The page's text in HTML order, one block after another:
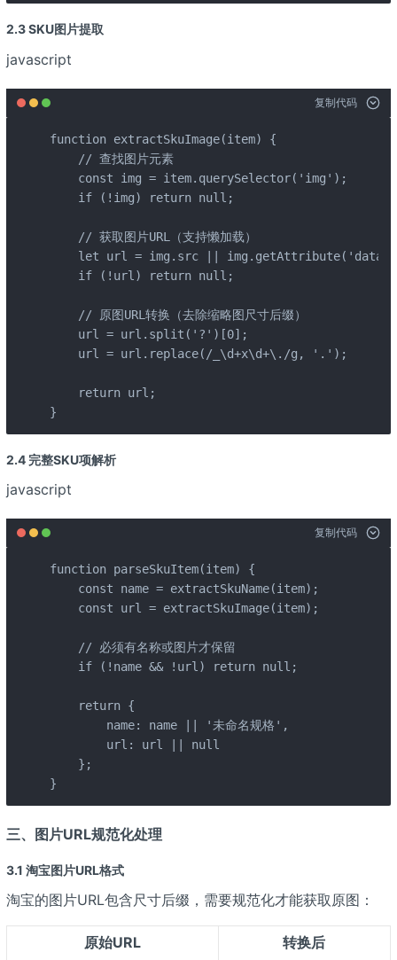
2.3 SKU图片提取
javascript
复制代码
function extractSkuImage(item) {
    // 查找图片元素
    const img = item.querySelector('img');
    if (!img) return null;
    // 获取图片URL（支持懒加载）
let url = img.src ||
    if (!url) return null;
    // 原图URL转换（去除缩略图尺寸后缀）
    url = url.split('?')[0];
    url = url.replace(/_\d+x\d+\./g, '.');
    return url;
}
2.4 完整SKU项解析
javascript
复制代码
function parseSkuItem(item) {
    const name = extractSkuName(item);
    const url = extractSkuImage(item);
    // 必须有名称或图片才保留
    if (!name && !url) return null;
    return {
        name: name || '未命名规格',
        url: url || null
    };
}
三、图片URL规范化处理
3.1 淘宝图片URL格式
淘宝的图片URL包含尺寸后缀，需要规范化才能获取原图：
原始URL 转换后